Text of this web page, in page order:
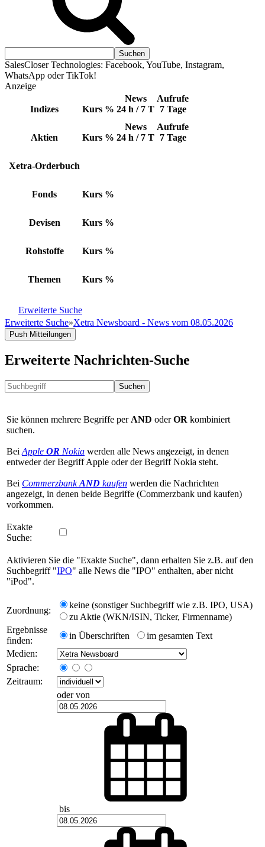
SalesCloser Technologies: Facebook, YouTube, Instagram,
WhatsApp oder TikTok!
Anzeige
Indizes Kurs %
News
24 h / 7 T
Aufrufe
7 Tage
Aktien Kurs %
News
24 h / 7 T
Aufrufe
7 Tage
Xetra-Orderbuch
Fonds Kurs %
Devisen Kurs %
Rohstoffe Kurs %
Themen Kurs %
Erweiterte Suche
Erweiterte Suche»Xetra Newsboard - News vom 08.05.2026
Push Mitteilungen
Erweiterte Nachrichten-Suche
Suchen
Sie können mehrere Begriffe per AND oderOR kombiniert
suchen.
Bei Apple OR Nokia werden alle News angezeigt, in denen
entweder der Begriff Apple oder der Begriff Nokia steht.
Bei CommerzbankAND kaufen werden die Nachrichten
angezeigt, in denen beide Begriffe (Commerzbank und kaufen)
vorkommen.
Exakte
Suche:
Aktivieren Sie die "Exakte Suche", dann erhalten Sie z.B. auf den
Suchbegriff "IPO" alle News die "IPO" enthalten, aber nicht
"iPod".
Zuordnung:
keine (sonstiger Suchbegriff wie z.B. IPO, USA)
zu Aktie (WKN/ISIN, Ticker, Firmenname)
Ergebnisse
finden:
in Überschriften
im gesamten Text
Medien:
Sprache:
Zeitraum:
oder von
bis